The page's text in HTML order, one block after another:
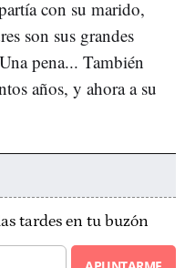
con su marido,
son sus grandes
pena... También
años, y ahora a su
tardes en tu buzón